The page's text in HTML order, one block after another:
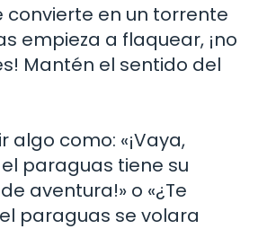
convierte en un torrente
empieza a flaquear, ¡no
Mantén el sentido del
algo como: «¡Vaya,
paraguas tiene su
aventura!» o «¿Te
paraguas se volara